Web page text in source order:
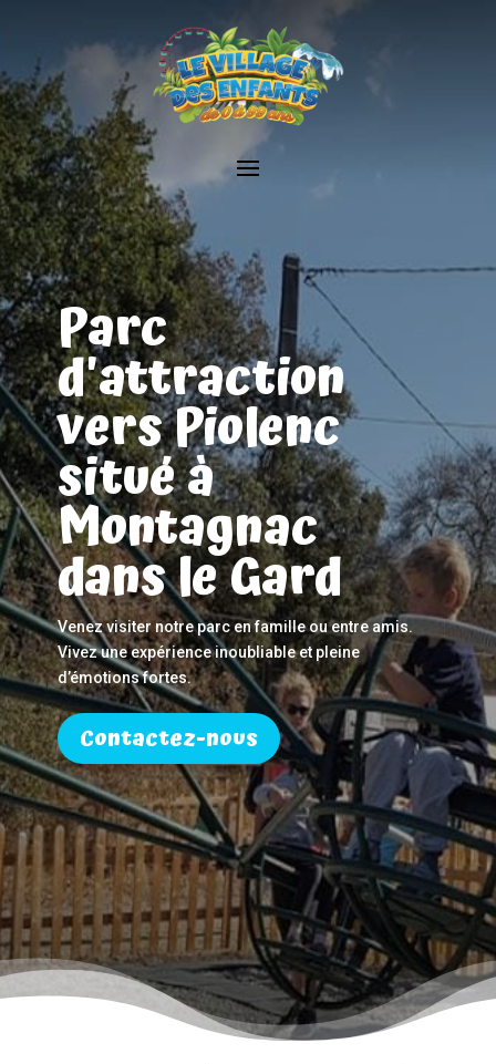
Parc
d'attraction
vers Piolenc
situé à
Montagnac
dans le Gard
Venez visiter notre parc en famille ou entre amis.
Vivez une expérience inoubliable et pleine
d’émotions fortes.
Contactez-nous